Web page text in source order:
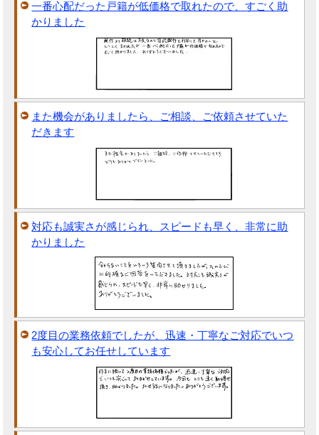
一番心配だった戸籍が低価格で取れたので、すごく助
かりました
また機会がありましたら、ご相談、ご依頼させていた
だきます
対応も誠実さが感じられ、スピードも早く、非常に助
かりました
2度目の業務依頼でしたが、迅速・丁寧なご対応でいつ
も安心してお任せしています